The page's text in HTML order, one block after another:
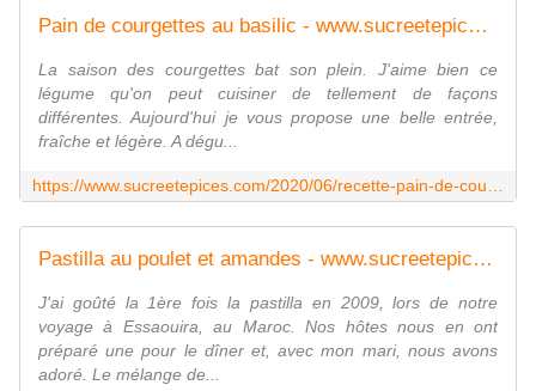
Pain de courgettes au basilic - www.sucreetepices.com
La saison des courgettes bat son plein. J'aime bien ce
légume qu'on peut cuisiner de tellement de façons
différentes. Aujourd'hui je vous propose une belle entrée,
fraîche et légère. A dégu...
Pastilla au poulet et amandes - www.sucreetepices.com
J'ai goûté la 1ère fois la pastilla en 2009, lors de notre
voyage à Essaouira, au Maroc. Nos hôtes nous en ont
préparé une pour le dîner et, avec mon mari, nous avons
adoré. Le mélange de...